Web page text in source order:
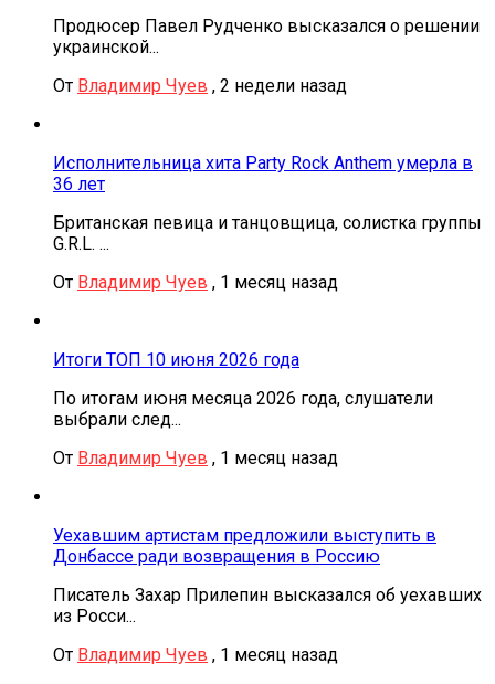
Продюсер Павел Рудченко высказался о решении
украинской...
От Владимир Чуев , 2 недели назад
Исполнительница хита Party Rock Anthem умерла в
36 лет
Британская певица и танцовщица, солистка группы
G.R.L. ...
От Владимир Чуев , 1 месяц назад
Итоги ТОП 10 июня 2026 года
По итогам июня месяца 2026 года, слушатели
выбрали след...
От Владимир Чуев , 1 месяц назад
Уехавшим артистам предложили выступить в
Донбассе ради возвращения в Россию
Писатель Захар Прилепин высказался об уехавших
из Росси...
От Владимир Чуев , 1 месяц назад